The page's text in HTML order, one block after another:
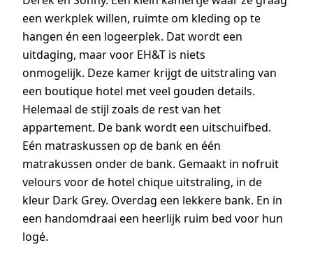
een werkplek willen, ruimte om kleding op te
hangen én een logeerplek. Dat wordt een
uitdaging, maar voor EH&T is niets
onmogelijk. Deze kamer krijgt de uitstraling van
een boutique hotel met veel gouden details.
Helemaal de stijl zoals de rest van het
appartement. De bank wordt een uitschuifbed.
Eén matraskussen op de bank en één
matrakussen onder de bank. Gemaakt in nofruit
velours voor de hotel chique uitstraling, in de
kleur Dark Grey. Overdag een lekkere bank. En in
een handomdraai een heerlijk ruim bed voor hun
logé.